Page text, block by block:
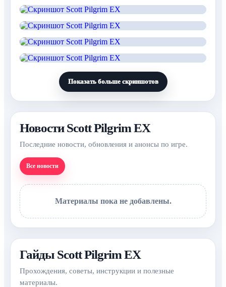
Показать больше скриншотов
Новости Scott Pilgrim EX
Последние новости, обновления и анонсы по игре.
Все новости
Материалы пока не добавлены.
Гайды Scott Pilgrim EX
Прохождения, советы, инструкции и полезные
материалы.